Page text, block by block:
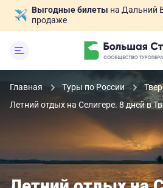
Выгодные билеты на Дальний
продаже
Главная Туры по России
Летний отдых на Селигере. 8 дней в